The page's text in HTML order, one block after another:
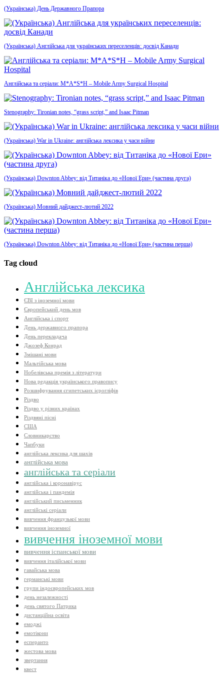
(Українська) День Державного Прапора
(Українська) Англійська для українських переселенців: досвід Канади
Англійська та серіали: M*A*S*H – Mobile Army Surgical Hospital
Stenography: Tironian notes, “grass script,” and Isaac Pitman
(Українська) War in Ukraine: англійська лексика у часи війни
(Українська) Downton Abbey: від Титаніка до «Нової Ери» (частина друга)
(Українська) Мовний дайджест-лютий 2022
(Українська) Downton Abbey: від Титаніка до «Нової Ери» (частина перша)
Tag cloud
Aнглійська лексика
ЄВІ з іноземної мови
Європейський день мов
Англійська і спорт
День державного прапора
День перекладача
Джозеф Конрад
Змішані мови
Мальтійська мова
Нобелівська премія з літератури
Нова редакція українського правопису
Розшифрування єгипетських ієрогліфів
Різдво
Різдво у різних країнах
Різдвяні пісні
США
Словникарство
Чапбуки
англійська лексика для шахів
англійська мова
англійська та серіали
англійська і коронавірус
англійська і пандемія
англійський письменник
англійські серіали
вивчення французької мови
вивчення іноземної
вивчення іноземної мови
вивчення іспанської мови
вивчення італійської мови
гавайська мова
германські мови
групи індоєвропейських мов
день незалежності
день святого Патрика
дистанційна освіта
емоджі
емотікони
есперанто
жестова мова
звертання
квест